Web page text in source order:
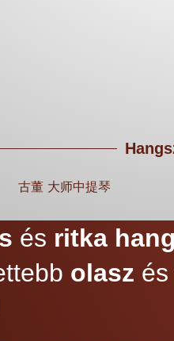
古董 大师中提琴
és ritka
olasz és